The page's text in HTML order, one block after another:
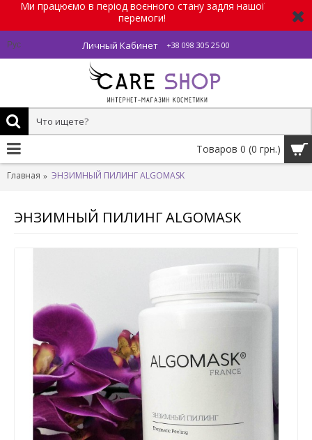
Ми працюємо в період воєнного стану задля нашої
перемоги!
Рус Личный Кабинет +38 098 305 25 00
Товаров 0 (0 грн.)
Главная ЭНЗИМНЫЙ ПИЛИНГ ALGOMASK
ЭНЗИМНЫЙ ПИЛИНГ ALGOMASK